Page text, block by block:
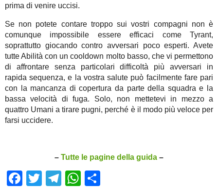
prima di venire uccisi.
Se non potete contare troppo sui vostri compagni non è
comunque impossibile essere efficaci come Tyrant,
soprattutto giocando contro avversari poco esperti. Avete
tutte Abilità con un cooldown molto basso, che vi permettono
di affrontare senza particolari difficoltà più avversari in
rapida sequenza, e la vostra salute può facilmente fare pari
con la mancanza di copertura da parte della squadra e la
bassa velocità di fuga. Solo, non mettetevi in mezzo a
quattro Umani a tirare pugni, perché è il modo più veloce per
farsi uccidere.
– Tutte le pagine della guida –
Facebook
TwitterTelegram
WhatsApp